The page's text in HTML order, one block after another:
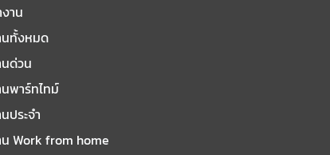
าน
นทั้งหมด
ด่วน
พาร์ทไทม์
ประจำ
Work from home